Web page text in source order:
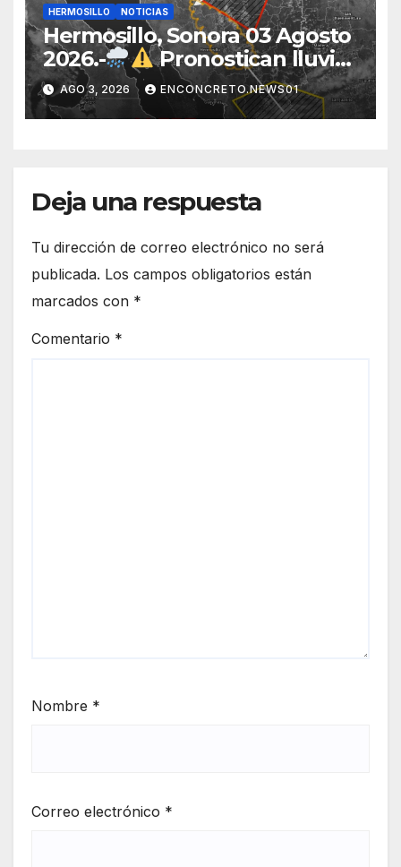
HERMOSILLO NOTICIAS
Hermosillo, Sonora 03 Agosto
2026.-
Pronostican lluvias
para Hermosillo esta noche;
norte de Sonora registra
mayor potencial de
AGO 3, 2026 ENCONCRETO.NEWS01
Deja una respuesta
Tu dirección de correo electrónico no será
publicada. Los campos obligatorios están
marcados con *
Comentario *
Nombre *
Correo electrónico *